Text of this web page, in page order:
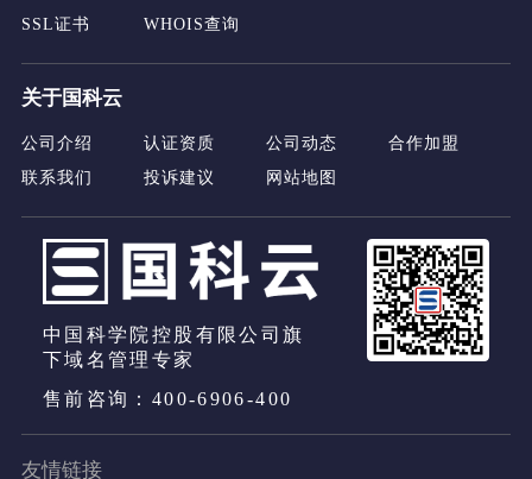
SSL证书
WHOIS查询
关于国科云
公司介绍 认证资质 公司动态
合作加盟
联系我们
投诉建议 网站地图
中国科学院控股有限公司旗
下域名管理专家
售前咨询：400-6906-400
友情链接